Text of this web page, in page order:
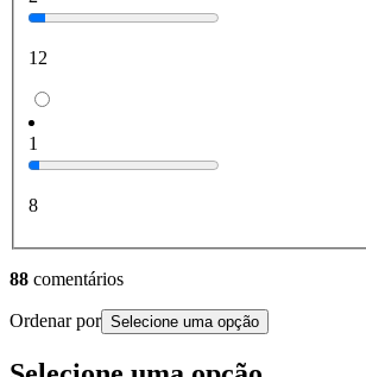
12
1
8
88 comentários
Ordenar por Selecione uma opção